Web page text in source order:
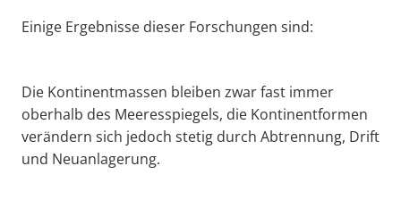
Einige Ergebnisse dieser Forschungen sind:
Die Kontinentmassen bleiben zwar fast immer
oberhalb des Meeresspiegels, die Kontinentformen
verändern sich jedoch stetig durch Abtrennung, Drift
und Neuanlagerung.